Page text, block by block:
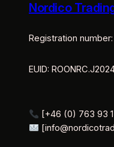
Nordico
Registration
EUID:
[+46 (0) 763 93